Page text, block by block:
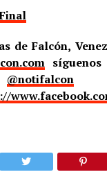
de Falcón,
@notifalcon